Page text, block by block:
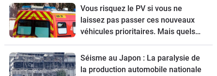
Vous risquez le PV si vous ne
laissez pas passer ces nouveaux
véhicules prioritaires. Mais quels
sont-ils ?
Séisme au Japon : La paralysie de
la production automobile nationale